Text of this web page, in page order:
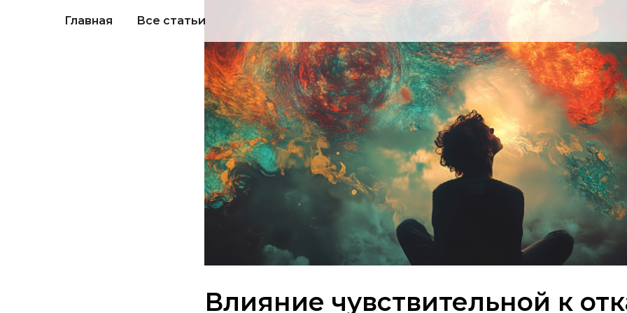
Главная Все статьи
Влияние чувствительной к